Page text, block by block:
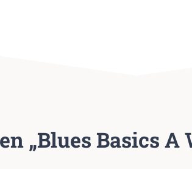
„Blues Basics